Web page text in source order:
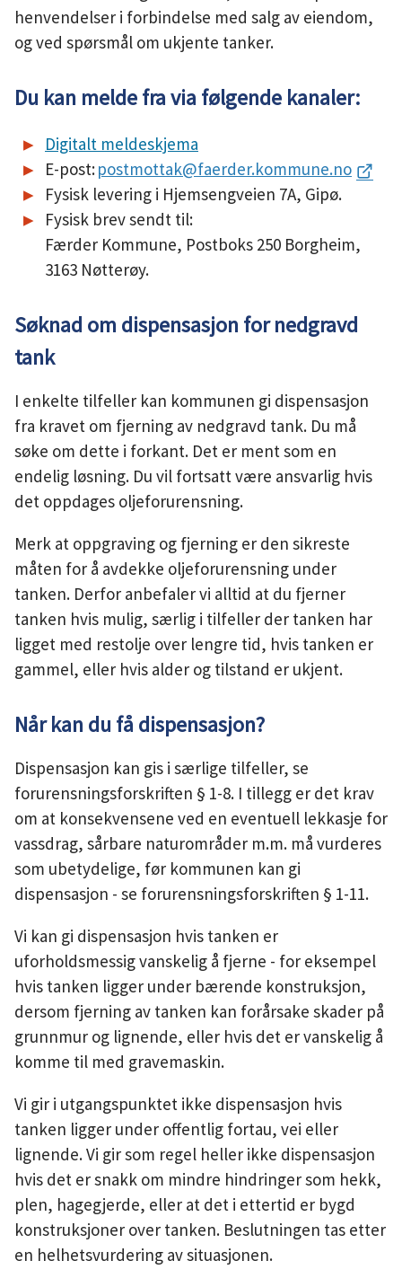
henvendelser i forbindelse med salg av eiendom,
og ved spørsmål om ukjente tanker.
Du kan melde fra via følgende kanaler:
Digitalt meldeskjema
E-post:postmottak@faerder.kommune.no
Fysisk levering i Hjemsengveien 7A, Gipø.
Fysisk brev sendt til:
Færder Kommune, Postboks 250 Borgheim,
3163 Nøtterøy.
Søknad om dispensasjon for nedgravd
tank
I enkelte tilfeller kan kommunen gi dispensasjon
fra kravet om fjerning av nedgravd tank. Du må
søke om dette i forkant. Det er ment som en
endelig løsning. Du vil fortsatt være ansvarlig hvis
det oppdages oljeforurensning.
Merk at oppgraving og fjerning er den sikreste
måten for å avdekke oljeforurensning under
tanken. Derfor anbefaler vi alltid at du fjerner
tanken hvis mulig, særlig i tilfeller der tanken har
ligget med restolje over lengre tid, hvis tanken er
gammel, eller hvis alder og tilstand er ukjent.
Når kan du få dispensasjon?
Dispensasjon kan gis i særlige tilfeller, se
forurensningsforskriften § 1-8. I tillegg er det krav
om at konsekvensene ved en eventuell lekkasje for
vassdrag, sårbare naturområder m.m. må vurderes
som ubetydelige, før kommunen kan gi
dispensasjon - se forurensningsforskriften § 1-11.
Vi kan gi dispensasjon hvis tanken er
uforholdsmessig vanskelig å fjerne - for eksempel
hvis tanken ligger under bærende konstruksjon,
dersom fjerning av tanken kan forårsake skader på
grunnmur og lignende, eller hvis det er vanskelig å
komme til med gravemaskin.
Vi gir i utgangspunktet ikke dispensasjon hvis
tanken ligger under offentlig fortau, vei eller
lignende. Vi gir som regel heller ikke dispensasjon
hvis det er snakk om mindre hindringer som hekk,
plen, hagegjerde, eller at det i ettertid er bygd
konstruksjoner over tanken. Beslutningen tas etter
en helhetsvurdering av situasjonen.